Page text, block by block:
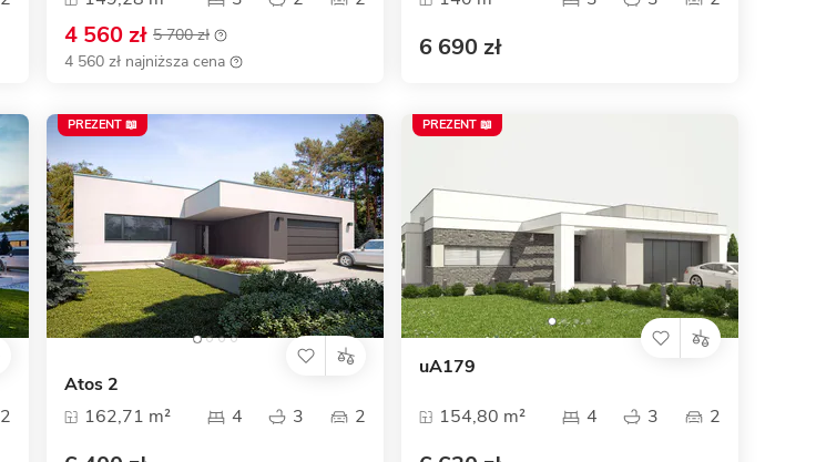
4 560 zł 5 700 zł
4 560 zł najniższa cena
6 690 zł
2
Atos 2
162,71 m²
4 3 2
PREZENT 📖
uA179
154,80 m² 4 3 2
PREZENT 📖